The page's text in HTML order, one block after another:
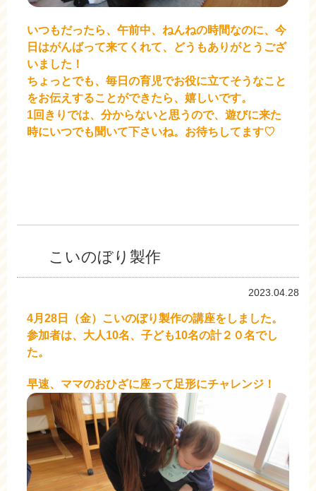
いつもだったら、午前中、ねんねの時間なのに、今
日はがんばって来てくれて、どうもありがとうござ
いました！
ちょっとでも、毎日の育児でお役に立てそうなこと
をお伝えすることができたら、嬉しいです。
1回きりでは、分からないと思うので、遊びに来た
時にいつでも聞いて下さいね。お待ちしてます♡
こいのぼり製作
2023.04.28
4月28日（金）こいのぼり製作の講座をしました。
参加者は、大人10名、子ども10名の計２０名でし
た。
早速、ママのおひざに座って足形にチャレンジ！